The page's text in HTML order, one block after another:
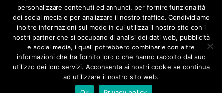
© 2020 CorusWeb Tutti i diritti riservati. info@corusweb.com
personalizzare contenuti ed annunci, per fornire funzionalità
dei social media e per analizzare il nostro traffico. Condividiamo
inoltre informazioni sul modo in cui utilizza il nostro sito con i
nostri partner che si occupano di analisi dei dati web, pubblicità
e social media, i quali potrebbero combinarle con altre
informazioni che ha fornito loro o che hanno raccolto dal suo
utilizzo dei loro servizi. Acconsenta ai nostri cookie se continua
ad utilizzare il nostro sito web.